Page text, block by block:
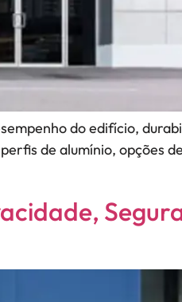
do edifício,
de alumínio, opções